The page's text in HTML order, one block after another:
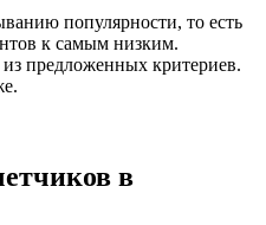
популярности, то есть
к самым низким.
предложенных критериев.
в